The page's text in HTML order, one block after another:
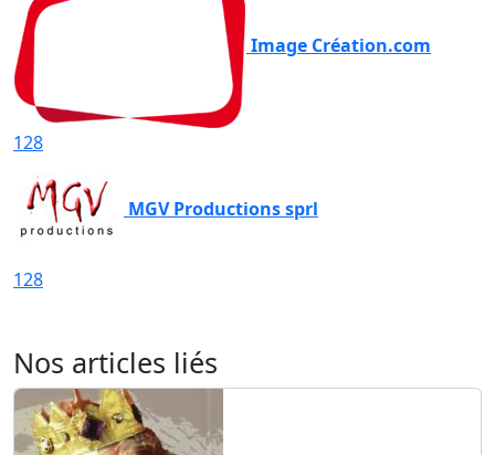
Image Création.com
128
MGV Productions sprl
128
Nos articles liés